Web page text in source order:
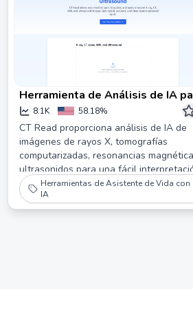
Herramienta de Análisis de IA
Rayos X, Tomografías
Computarizadas, Resonancias
Magnéticas y Ultrasonidos -
Lectura de TC
8.1K 58.18%
CT Read proporciona análisis de IA de
imágenes de rayos X, tomografías
computarizadas, resonancias
ultrasonidos para una fácil
por usuarios no médicos. Obtén informes
de imágenes instantáneos y claros.
Herramientas de Asistente de Vida con
IA